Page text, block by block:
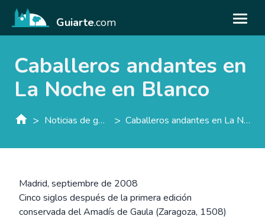
Guiarte.com
Caballeros andantes en
La Noche en Blanco
> Noticias de guiarte.con > Caballeros andantes en La Noche en Blanco
Madrid, septiembre de 2008
Cinco siglos después de la primera edición
conservada del Amadís de Gaula (Zaragoza, 1508)